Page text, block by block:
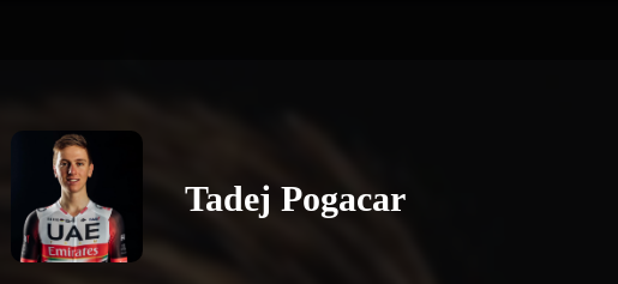
Tadej Pogacar